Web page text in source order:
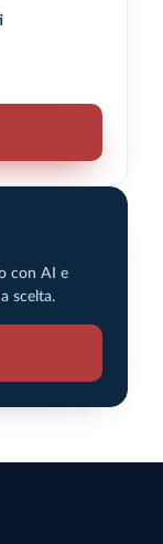
con AI e
scelta.